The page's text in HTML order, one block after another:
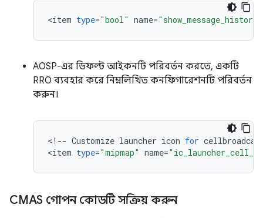
<item type="bool" name=
AOSP-এর ডিফল্ট আইকনটি পরিবর্তন করতে, একটি
RRO ব্যবহার করে নিম্নলিখিত কনফিগারেশনটি পরিবর্তন
করুন।
< ! -- Customize launcher icon for
<item type="mipmap" name=
CMAS গোপন কোডটি সক্রিয় করুন